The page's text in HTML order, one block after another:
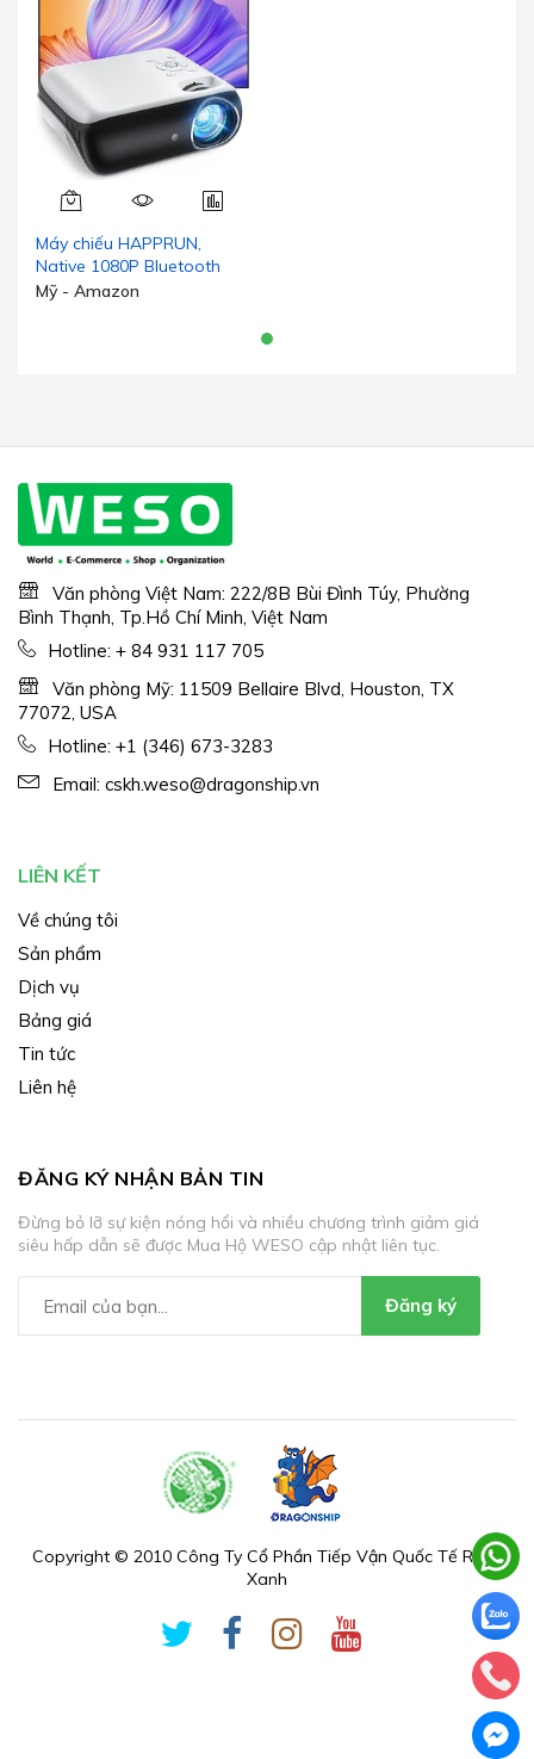
Máy chiếu HAPPRUN,
Native 1080P Bluetooth
Projector with 100" Screen,
Mỹ - Amazon
Văn phòng Việt Nam: 222/8B Bùi Đình Túy, Phường
Bình Thạnh, Tp.Hồ Chí Minh, Việt Nam
Hotline: + 84 931 117 705
Văn phòng Mỹ: 11509 Bellaire Blvd, Houston, TX
77072, USA
Hotline: +1 (346) 673-3283
Email: cskh.weso@dragonship.vn
LIÊN KẾT
Về chúng tôi
Sản phẩm
Dịch vụ
Bảng giá
Tin tức
Liên hệ
ĐĂNG KÝ NHẬN BẢN TIN
Đừng bỏ lỡ sự kiện nóng hổi và nhiều chương trình giảm giá
siêu hấp dẫn sẽ được Mua Hộ WESO cập nhật liên tục.
Đăng ký
Copyright © 2010 Công Ty Cổ Phần Tiếp Vận Quốc Tế Rồng
Xanh